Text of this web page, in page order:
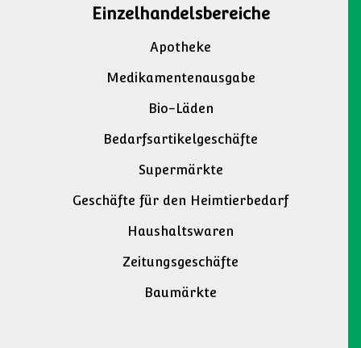
Einzelhandelsbereiche
Apotheke
Medikamentenausgabe
Bio-Läden
Bedarfsartikelgeschäfte
Supermärkte
Geschäfte für den Heimtierbedarf
Haushaltswaren
Zeitungsgeschäfte
Baumärkte